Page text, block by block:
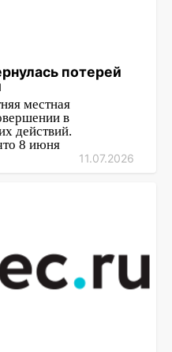
потерей
местная
в
действий.
8 июня
11.07.2026